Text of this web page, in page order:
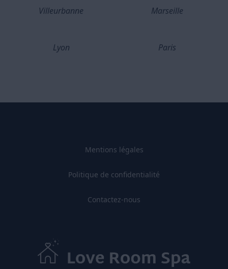
Villeurbanne Marseille
Lyon Paris
Mentions légales
Politique de confidentialité
Contactez-nous